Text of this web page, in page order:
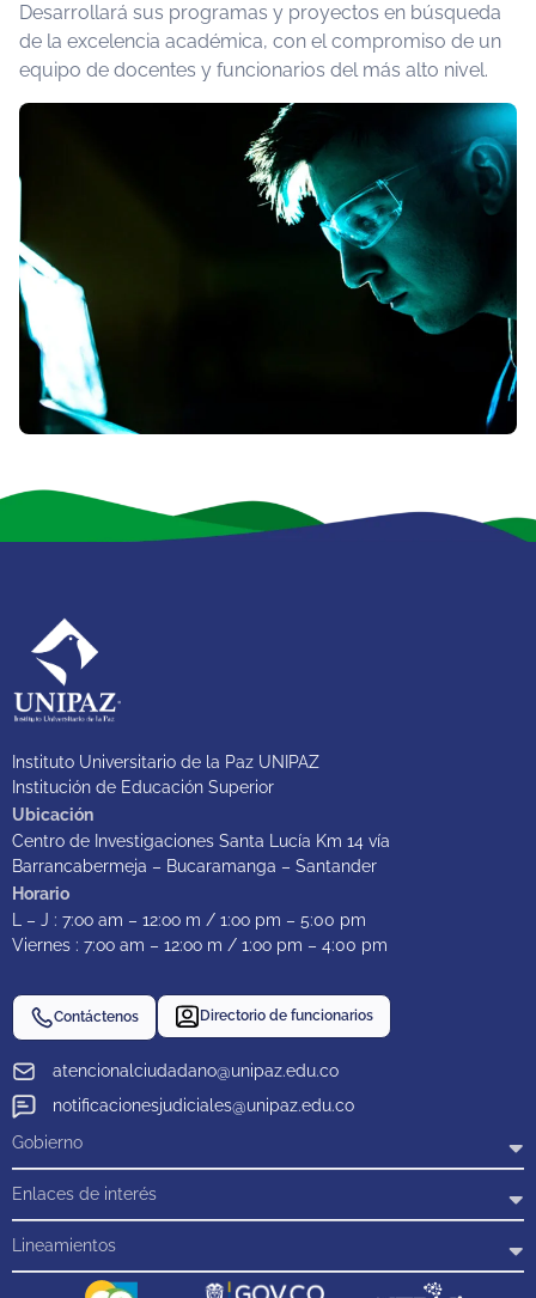
Desarrollará sus programas y proyectos en búsqueda
de la excelencia académica, con el compromiso de un
equipo de docentes y funcionarios del más alto nivel.
Instituto Universitario de la Paz UNIPAZ
Institución de Educación Superior
Ubicación
Centro de Investigaciones Santa Lucía Km 14 vía
Barrancabermeja – Bucaramanga – Santander
Horario
L – J : 7:oo am – 12:oo m / 1:oo pm – 5:00 pm
Viernes : 7:oo am – 12:oo m / 1:oo pm – 4:00 pm
atencionalciudadano@unipaz.edu.co
notificacionesjudiciales@unipaz.edu.co
Contáctenos Directorio de funcionarios
Gobierno
Enlaces de interés
Lineamientos